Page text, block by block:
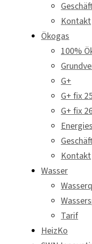
Kontakt
Ökogas
100%
G+
G+ fix
G+ fix
Kontakt
Wasser
Tarif
HeizKo